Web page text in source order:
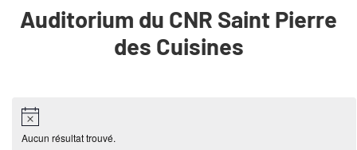
Auditorium du CNR Saint Pierre
des Cuisines
Aucun résultat trouvé.